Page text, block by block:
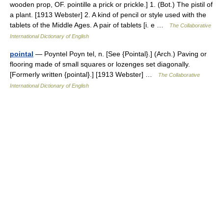
wooden prop, OF. pointille a prick or prickle.] 1. (Bot.) The pistil of
a plant. [1913 Webster] 2. A kind of pencil or style used with the
tablets of the Middle Ages. A pair of tablets [i. e …
The Collaborative
International Dictionary of English
pointal — Poyntel Poyn tel, n. [See {Pointal}.] (Arch.) Paving or
flooring made of small squares or lozenges set diagonally.
[Formerly written {pointal}.] [1913 Webster] …
The Collaborative
International Dictionary of English